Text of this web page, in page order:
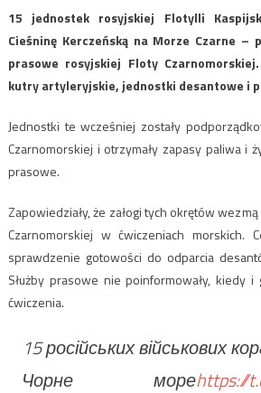
15 jednostek rosyjskiej Flotylli
Cieśninę Kerczeńską na Morze Czarne –
prasowe rosyjskiej Floty
kutry artyleryjskie, jednostki desantowe i
Jednostki te wcześniej zostały
Czarnomorskiej i otrzymały zapasy paliwa i
prasowe.
Zapowiedziały, że załogi tych okrętów wezmą
Czarnomorskiej w ćwiczeniach morskich.
sprawdzenie gotowości do odparcia
Służby prasowe nie poinformowały, kiedy
ćwiczenia.
15 російських військових
Чорне мореhttps://